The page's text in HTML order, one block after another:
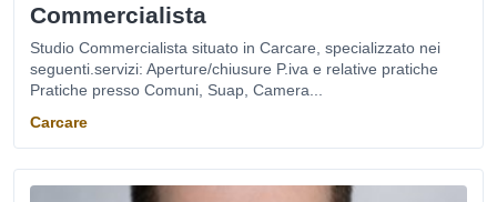
Commercialista
Studio Commercialista situato in Carcare, specializzato nei
seguenti.servizi: Aperture/chiusure P.iva e relative pratiche
Pratiche presso Comuni, Suap, Camera...
Carcare